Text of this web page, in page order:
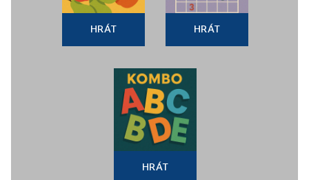
HRÁT HRÁT
HRÁT